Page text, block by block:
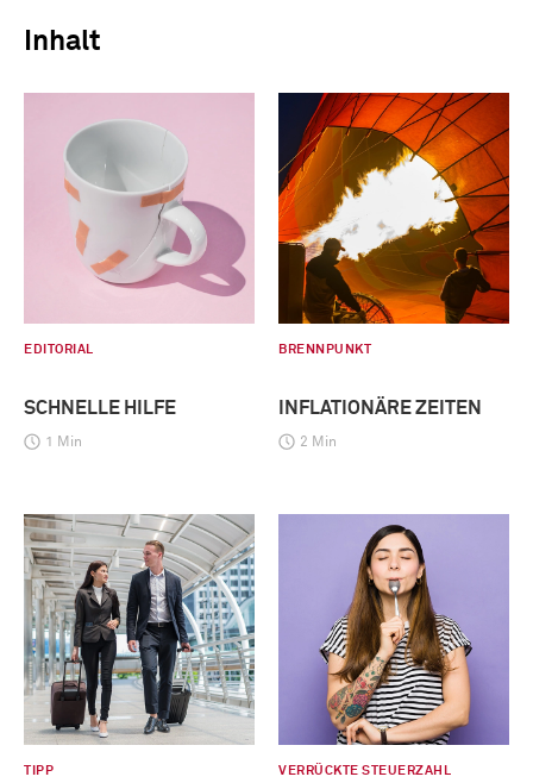
Inhalt
EDITORIAL
SCHNELLE HILFE
1 Min
BRENNPUNKT
INFLATIONÄRE ZEITEN
2 Min
TIPP VERRÜCKTE STEUERZAHL